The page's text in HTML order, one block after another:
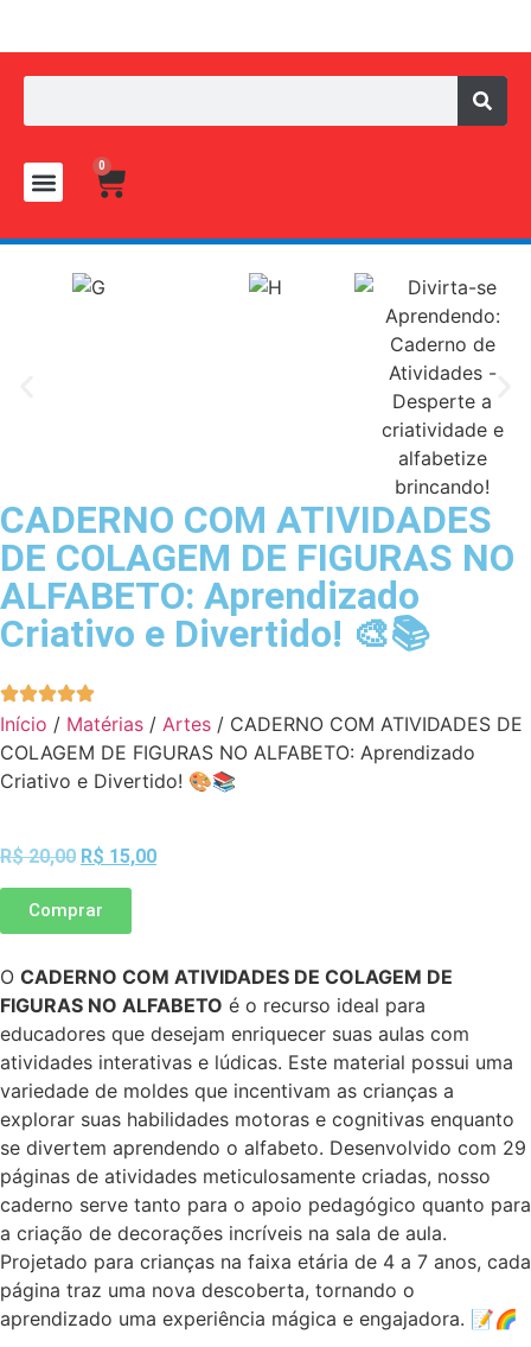
0
CADERNO COM ATIVIDADES
DE COLAGEM DE FIGURAS NO
ALFABETO: Aprendizado
Criativo e Divertido! 🎨📚
Início / Matérias / Artes / CADERNO COM ATIVIDADES DE
COLAGEM DE FIGURAS NO ALFABETO: Aprendizado
Criativo e Divertido! 🎨📚
R$20,00 R$ 15,00
Comprar
O CADERNO COM ATIVIDADES DE COLAGEM DE
FIGURAS NO ALFABETO é o recurso ideal para
educadores que desejam enriquecer suas aulas com
atividades interativas e lúdicas. Este material possui uma
variedade de moldes que incentivam as crianças a
explorar suas habilidades motoras e cognitivas enquanto
se divertem aprendendo o alfabeto. Desenvolvido com 29
páginas de atividades meticulosamente criadas, nosso
caderno serve tanto para o apoio pedagógico quanto para
a criação de decorações incríveis na sala de aula.
Projetado para crianças na faixa etária de 4 a 7 anos, cada
página traz uma nova descoberta, tornando o
aprendizado uma experiência mágica e engajadora. 📝🌈